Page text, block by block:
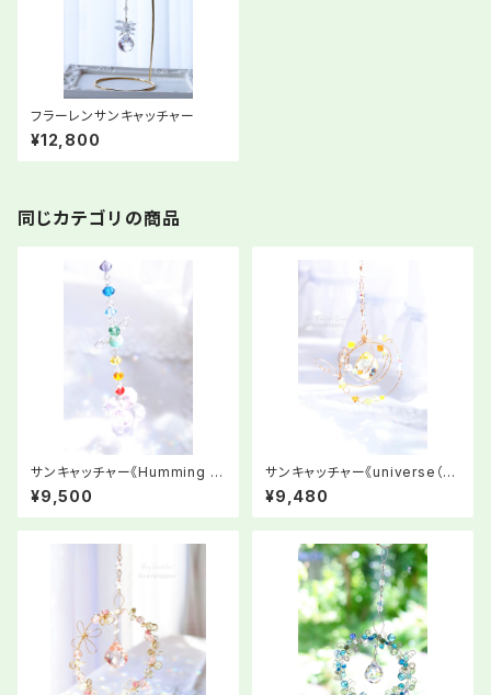
フラーレンサンキャッチャー
¥12,800
同じカテゴリの商品
サンキャッチャー《Humming R
ay∞》ワイヤータイプ
¥9,500
サンキャッチャー《universe（小
宇宙）》スタンド付き
¥9,480